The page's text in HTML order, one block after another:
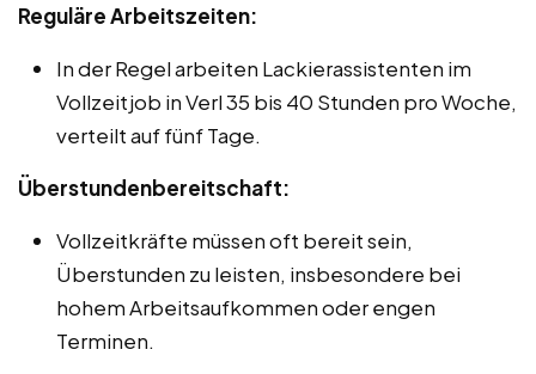
Reguläre Arbeitszeiten:
In der Regel arbeiten Lackierassistenten im
Vollzeitjob in Verl 35 bis 40 Stunden pro Woche,
verteilt auf fünf Tage.
Überstundenbereitschaft:
Vollzeitkräfte müssen oft bereit sein,
Überstunden zu leisten, insbesondere bei
hohem Arbeitsaufkommen oder engen
Terminen.